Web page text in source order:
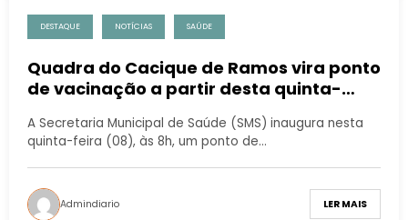
DESTAQUE NOTÍCIAS SAÚDE
Quadra do Cacique de Ramos vira ponto
de vacinação a partir desta quinta-
A Secretaria Municipal de Saúde (SMS) inaugura nesta
quinta-feira (08), às 8h, um ponto de…
Admindiario LER MAIS